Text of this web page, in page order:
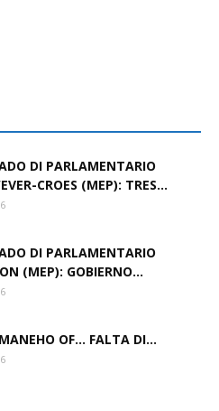
DI PARLAMENTARIO
CROES (MEP): TRES...
DI PARLAMENTARIO
(MEP): GOBIERNO...
OF… FALTA DI...